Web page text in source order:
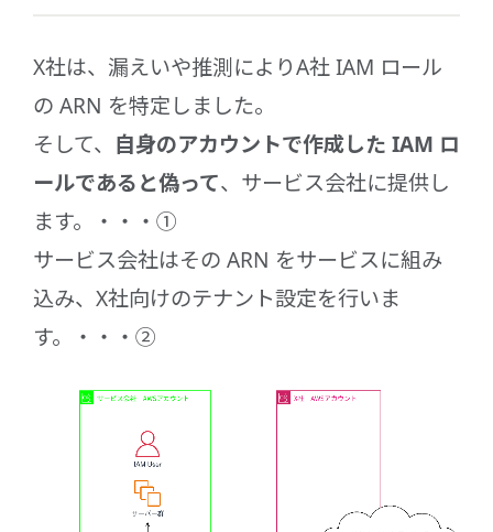
X社は、漏えいや推測によりA社 IAM ロール
の ARN を特定しました。
そして、 自身のアカウントで作成した IAM ロ
ールであると偽って、サービス会社に提供し
ます。・・・①
サービス会社はその ARN をサービスに組み
込み、X社向けのテナント設定を行いま
す。・・・②